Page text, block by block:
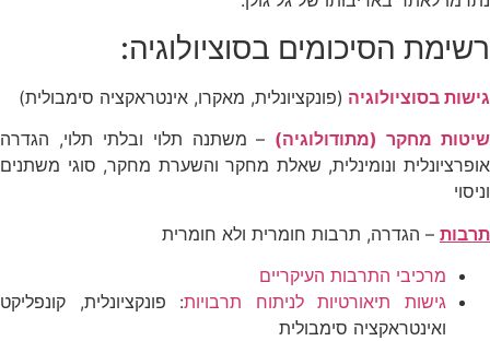
רשימת הסיכומים בסוציולוגיה:
גישות בסוציולוגיה (פונקציונלית, מאקרו, אינטראקציה סימבולית)
שיטות מחקר (מתודולוגיה) – משתנה תלוי ובלתי תלוי, הגדרה
אופרציונלית ונומינלית, שאלת מחקר והשערת מחקר, סוגי משתנים
וניסוי
תרבות – הגדרה, תרבות חומרית ולא חומרית
מרכיבי התרבות העיקריים
גישות תיאורטיות לניתוח תרבויות: פונקציונלית, קונפליקט
ואינטראקציה סימבולית